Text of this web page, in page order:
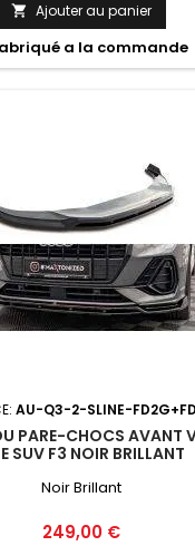
 Ajouter au panier
a la commande
AU-Q3-2-SLINE-
PARE-CHOCS AVANT
SUV F3 NOIR BRILLANT
Noir Brillant
Prix
249,00 €